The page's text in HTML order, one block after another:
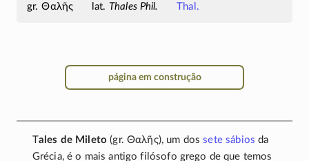
Θαλῆς Thales Phil. Thal.
página em construção
Tales de Mileto (gr.Θαλῆς), um dossete sábios da
Grécia, é o mais antigo filósofo grego de que temos